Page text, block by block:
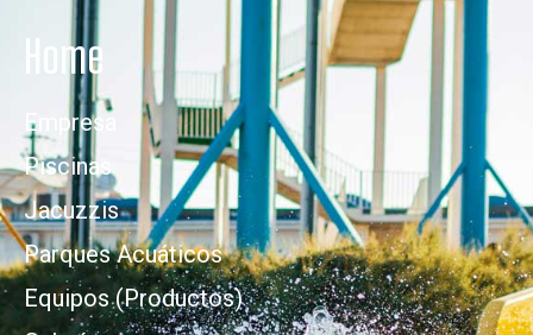
Home
Empresa
Piscinas
Jacuzzis
Parques Acuáticos
Equipos (Productos)